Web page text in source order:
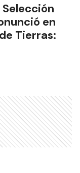
en
Tierras: